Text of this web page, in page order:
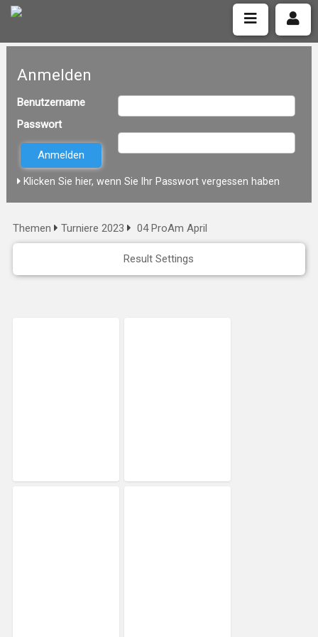
Anmelden
Benutzername
Passwort
Klicken Sie hier, wenn Sie Ihr Passwort vergessen haben
Themen Turniere 2023 04 ProAm April
Result Settings